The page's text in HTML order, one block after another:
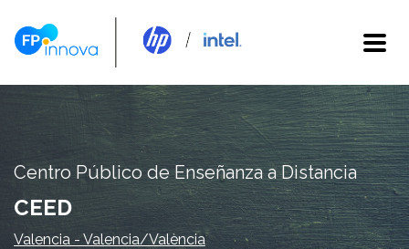
Centro Público de Enseñanza a Distancia
CEED
Valencia - Valencia/València